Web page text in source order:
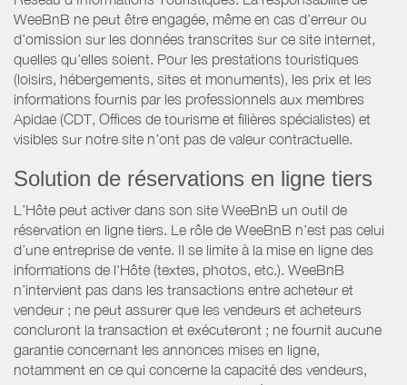
WeeBnB ne peut être engagée, même en cas d’erreur ou
d’omission sur les données transcrites sur ce site internet,
quelles qu’elles soient. Pour les prestations touristiques
(loisirs, hébergements, sites et monuments), les prix et les
informations fournis par les professionnels aux membres
Apidae (CDT, Offices de tourisme et filières spécialistes) et
visibles sur notre site n’ont pas de valeur contractuelle.
Solution de réservations en ligne tiers
L’Hôte peut activer dans son site WeeBnB un outil de
réservation en ligne tiers. Le rôle de WeeBnB n’est pas celui
d’une entreprise de vente. Il se limite à la mise en ligne des
informations de l'Hôte (textes, photos, etc.). WeeBnB
n’intervient pas dans les transactions entre acheteur et
vendeur ; ne peut assurer que les vendeurs et acheteurs
concluront la transaction et exécuteront ; ne fournit aucune
garantie concernant les annonces mises en ligne,
notamment en ce qui concerne la capacité des vendeurs,